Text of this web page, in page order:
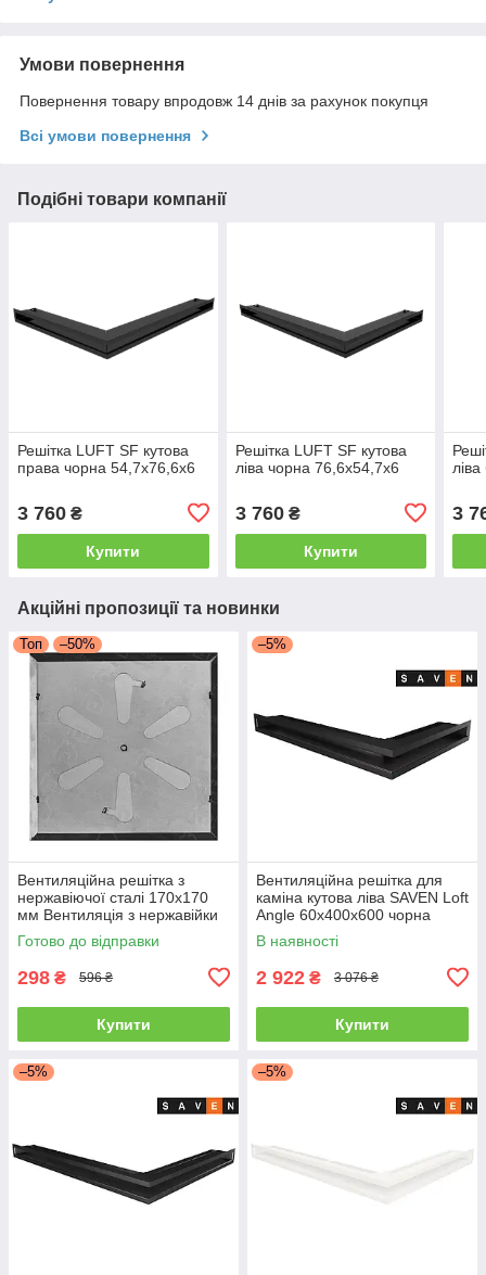
Умови повернення
Повернення товару впродовж 14 днів за рахунок покупця
Всі умови повернення
Подібні товари компанії
Решітка LUFT SF кутова
права чорна 54,7x76,6x6
3 760 ₴
Купити
Решітка LUFT SF кутова
ліва чорна 76,6x54,7x6
3 760₴
Купити
3
Акційні пропозиції та новинки
Топ –50%
Вентиляційна решітка з
нержавіючої сталі 170x170
мм Вентиляція з нержавійки
для печі
Готово до відправки
298 ₴ 596 ₴
Купити
–5%
Вентиляційна решітка для
каміна кутова ліва SAVEN Loft
Angle 60х400х600 чорна
В наявності
2 922 ₴ 3 076 ₴
Купити
–5% –5%